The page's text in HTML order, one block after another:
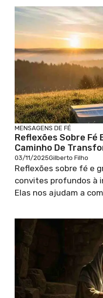
MENSAGENS DE FÉ
Reflexões Sobre Fé
Caminho De
03/11/2025Gilberto Filho
Reflexões sobre fé e
convites profundos à
Elas nos ajudam a